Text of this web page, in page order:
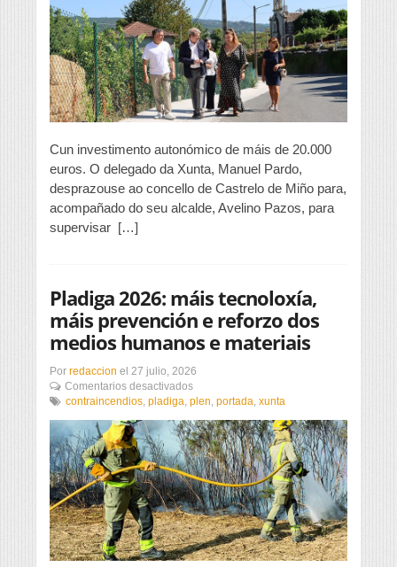
senda
peonil
de
Castrelo
de
Miño
Cun investimento autonómico de máis de 20.000
euros. O delegado da Xunta, Manuel Pardo,
desprazouse ao concello de Castrelo de Miño para,
acompañado do seu alcalde, Avelino Pazos, para
supervisar […]
Pladiga 2026: máis tecnoloxía,
máis prevención e reforzo dos
medios humanos e materiais
Por redaccion el 27 julio, 2026
Comentarios desactivadosen
Pladiga
máis
tecnoloxía,
máis
prevención
e
reforzo
dos
medios
humanos
contraincendios, pladiga, plen, portada, xunta